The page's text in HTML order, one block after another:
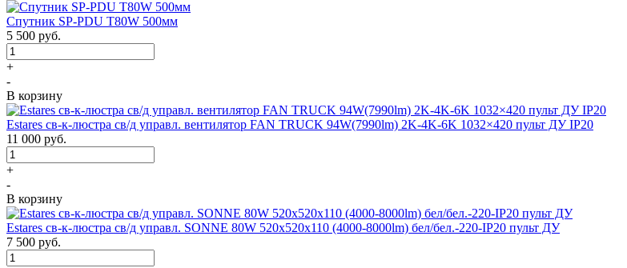
Спутник SP-PDU T80W 500мм
5 500 руб.
+
-
В корзину
Estares св-к-люстра св/д управл. вентилятор FAN TRUCK 94W(7990lm) 2K-4K-6K 1032×420 пульт ДУ IP20
11 000 руб.
+
-
В корзину
Estares св-к-люстра св/д управл. SONNE 80W 520x520x110 (4000-8000lm) бел/бел.-220-IP20 пульт ДУ
7 500 руб.